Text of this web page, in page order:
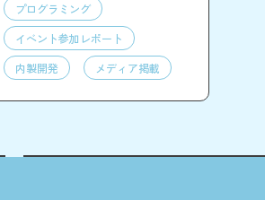
プログラミング
イベント参加レポート
内製開発
メディア掲載